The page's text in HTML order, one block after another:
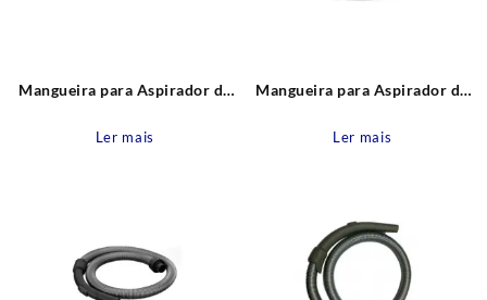
Mangueira para Aspirador de
Electrolux
Ler mais
Mangueira para Aspirador de
Ler mais